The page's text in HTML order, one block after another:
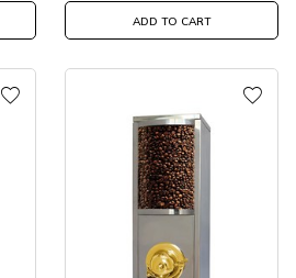
ADD TO CART